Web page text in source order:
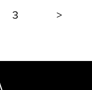
3 >